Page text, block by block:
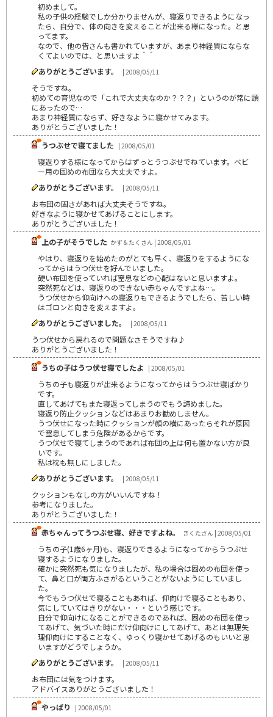
初めまして。
私の子供の経験でしか分かりませんが、寝返りできるようになっ
たら、自分で、体の向きを変えることが出来る様になった。と思
ってます。
なので、他の皆さんも書かれていますが、あまり神経質にならな
くてよいのでは、と思いますよ＾＾
ありがとうございます。
| 2008/05/11
そうですね。
初めての育児なので「これで大丈夫なのか？？？」というのが常に頭
にあったので…
あまり神経質にならず、好きなように寝かせてみます。
ありがとうございました！
うつぶせで寝てました | 2008/05/01
寝返りする様になってからはずっとうつぶせでねています。ベビ
ー用の固めの布団なら大丈夫ですよ。
ありがとうございます。
| 2008/05/11
お布団の固さがあれば大丈夫そうですね。
好きなように寝かせてあげることにします。
ありがとうございました！
上の子がそうでした かず＆たくさん | 2008/05/01
やはり、寝返りを始めたのがとても早く、寝返りをするようにな
ってからはうつ伏せを好んでいました。
硬い布団を使っていれば窒息などの心配はないと思いますよ。
突然死などは、寝返りのできない赤ちゃんですよね…。
うつ伏せから仰向けへの寝返りもできるようでしたら、苦しい時
はゴロンと向きを変えますよ。
ありがとうございました。
| 2008/05/11
うつ伏せから戻れるので問題なさそうですね♪
ありがとうございました！
うちの子はうつ伏せ寝でしたよ | 2008/05/01
うちの子も寝返りが出来るようになってからはうつぶせ寝ばかり
です。
直してあげてもまた寝返ってしまうのでもう諦めました。
寝返り防止クッションなどはあまりお勧めしません。
うつ伏せになった時にクッションが顔の横にあったらそれが原因
で窒息してしまう危険があるからです。
うつ伏せで寝てしまうのであれば布団の上は何も置かない方が良
いです。
私は枕も無しにしました。
ありがとうございます。
| 2008/05/11
クッションもなしの方がいいんですね！
参考になりました。
ありがとうございました！
赤ちゃんってうつぶせ寝、好きですよね。
きくたさん | 2008/05/01
うちの子(1歳6ヶ月)も、寝返りできるようになってからうつぶせ
寝するようになりました。
確かに突然死も気になりましたが、私の場合は固めの布団を使っ
て、鼻と口が両方ふさがるということがないようにしていまし
た。
今でもうつ伏せで寝ることもあれば、仰向けで寝ることもあり、
気にしていてはきりがない・・・という感じです。
自分で仰向けになることができるのであれば、固めの布団を使っ
てあげて、気づいた時にだけ仰向けにしてあげて、あとは無理矢
理仰向けにすることなく、ゆっくり寝かせてあげるのもいいと思
いますがどうでしょうか。
ありがとうございます。
| 2008/05/11
お布団には気をつけます。
アドバイスありがとうございました！
やっぱり
| 2008/05/01